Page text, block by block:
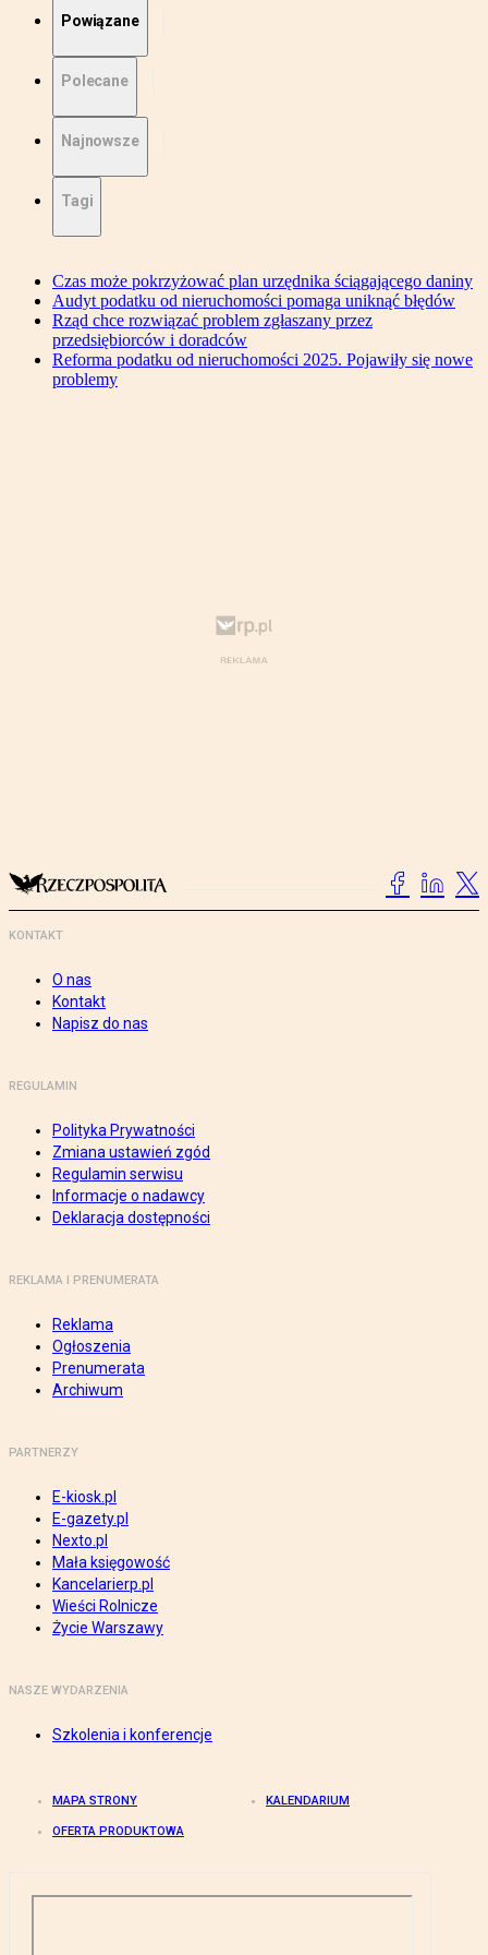
Powiązane
Polecane
Najnowsze
Tagi
Czas może pokrzyżować plan urzędnika ściągającego daniny
Audyt podatku od nieruchomości pomaga uniknąć błędów
Rząd chce rozwiązać problem zgłaszany przez
przedsiębiorców i doradców
Reforma podatku od nieruchomości 2025. Pojawiły się nowe
problemy
KONTAKT
O nas
Kontakt
Napisz do nas
REGULAMIN
Polityka Prywatności
Zmiana ustawień zgód
Regulamin serwisu
Informacje o nadawcy
Deklaracja dostępności
REKLAMA I PRENUMERATA
Reklama
Ogłoszenia
Prenumerata
Archiwum
PARTNERZY
E-kiosk.pl
E-gazety.pl
Nexto.pl
Mała księgowość
Kancelarierp.pl
Wieści Rolnicze
Życie Warszawy
NASZE WYDARZENIA
Szkolenia i konferencje
MAPA STRONY KALENDARIUM
OFERTA PRODUKTOWA